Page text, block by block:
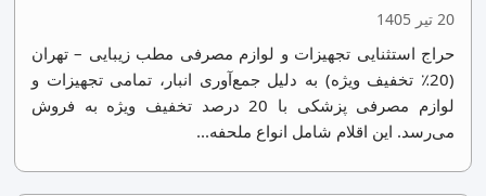
20 تیر 1405
حراج استثنایی تجهیزات و لوازم مصرفی مطب زیبایی – تهران
(20٪ تخفیف ویژه) به دلیل جمع‌آوری انبار، تمامی تجهیزات و
لوازم مصرفی پزشکی با 20 درصد تخفیف ویژه به فروش
می‌رسد. این اقلام شامل انواع ملحفه...